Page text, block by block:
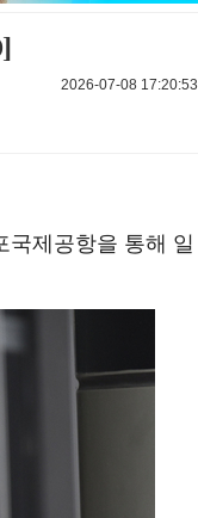
2026-07-08 17:20:53
국제공항을 통해 일